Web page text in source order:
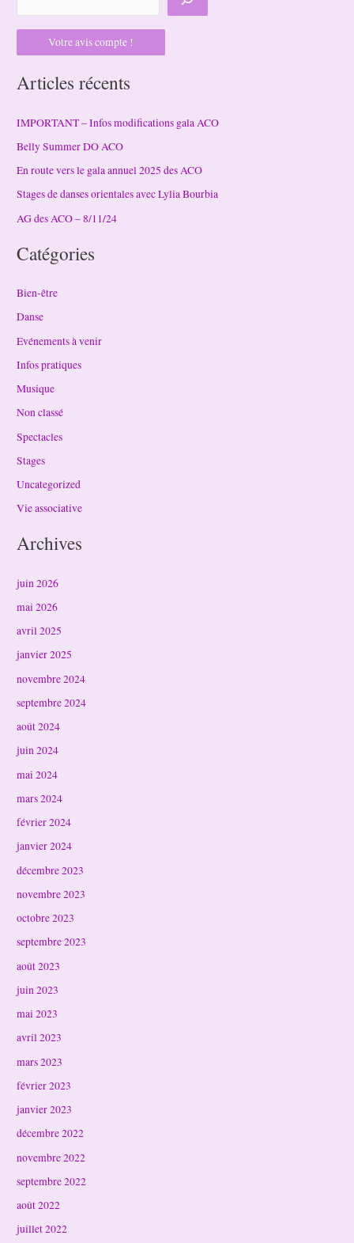
Votre avis compte !
Articles récents
IMPORTANT – Infos modifications gala ACO
Belly Summer DO ACO
En route vers le gala annuel 2025 des ACO
Stages de danses orientales avec Lylia Bourbia
AG des ACO – 8/11/24
Catégories
Bien-être
Danse
Evénements à venir
Infos pratiques
Musique
Non classé
Spectacles
Stages
Uncategorized
Vie associative
Archives
juin 2026
mai 2026
avril 2025
janvier 2025
novembre 2024
septembre 2024
août 2024
juin 2024
mai 2024
mars 2024
février 2024
janvier 2024
décembre 2023
novembre 2023
octobre 2023
septembre 2023
août 2023
juin 2023
mai 2023
avril 2023
mars 2023
février 2023
janvier 2023
décembre 2022
novembre 2022
septembre 2022
août 2022
juillet 2022